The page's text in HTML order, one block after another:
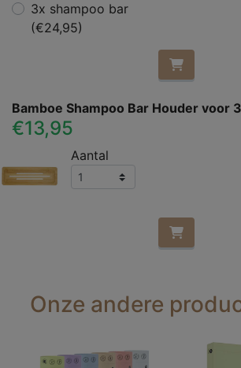
3x shampoo bar
(€24,95)
Bamboe Shampoo Bar Houder voor
€13,95
Aantal
Onze andere